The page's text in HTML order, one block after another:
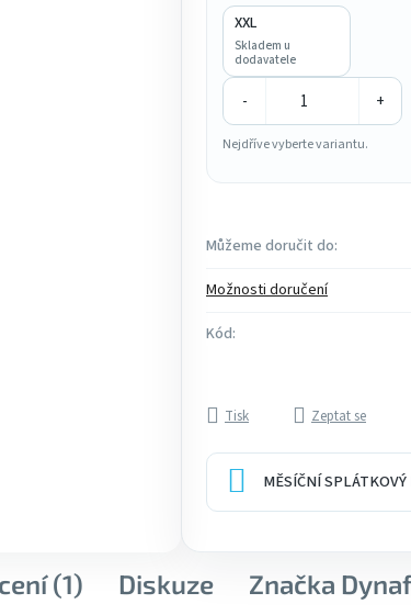
XXL
Skladem u
dodavatele
- +
Nejdříve vyberte variantu.
Můžeme doručit do:
Možnosti doručení
Kód:
Tisk Zeptat se
MĚSÍČNÍ
(1) Diskuze Značka